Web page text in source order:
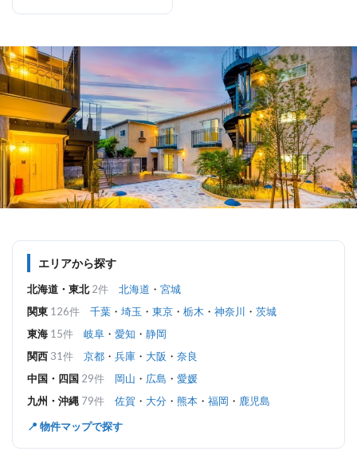
実。オートロック、内廊下、全
新大阪へ直通アクセスです。
エリアから探す
北海道・東北 2件 北海道 ・ 宮城
関東 126件 千葉 ・ 埼玉 ・ 東京 ・ 栃木 ・ 神奈川 ・ 茨城
東海 15件 岐阜 ・ 愛知 ・ 静岡
関西 31件 京都 ・ 兵庫 ・ 大阪 ・ 奈良
中国・四国 29件 岡山 ・ 広島 ・ 愛媛
九州・沖縄 79件 佐賀 ・ 大分 ・ 熊本 ・ 福岡 ・ 鹿児島
📍 物件マップで探す